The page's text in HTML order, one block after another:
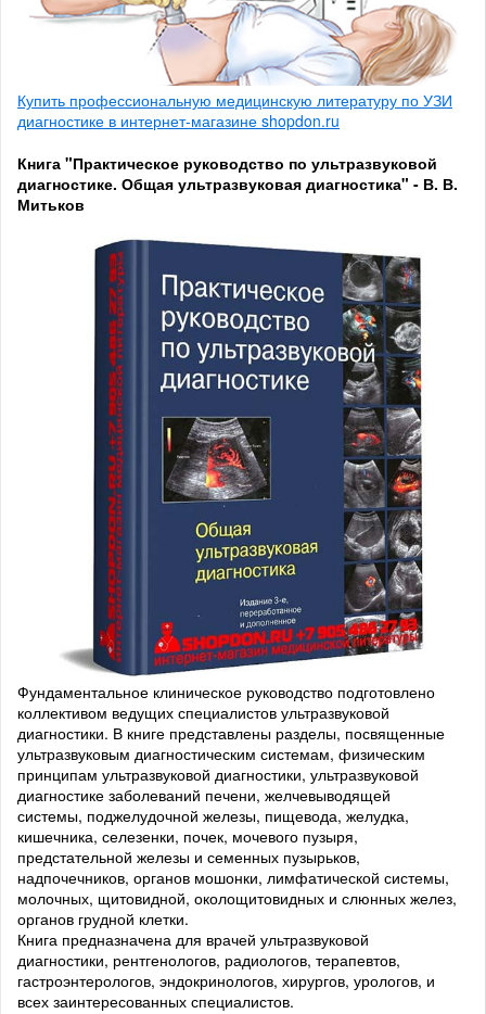
Купить профессиональную медицинскую литературу по УЗИ
диагностике в интернет-магазине shopdon.ru
Книга "Практическое руководство по ультразвуковой
диагностике. Общая ультразвуковая диагностика" - В. В.
Митьков
Фундаментальное клиническое руководство подготовлено
коллективом ведущих специалистов ультразвуковой
диагностики. В книге представлены разделы, посвященные
ультразвуковым диагностическим системам, физическим
принципам ультразвуковой диагностики, ультразвуковой
диагностике заболеваний печени, желчевыводящей
системы, поджелудочной железы, пищевода, желудка,
кишечника, селезенки, почек, мочевого пузыря,
предстательной железы и семенных пузырьков,
надпочечников, органов мошонки, лимфатической системы,
молочных, щитовидной, околощитовидных и слюнных желез,
органов грудной клетки.
Книга предназначена для врачей ультразвуковой
диагностики, рентгенологов, радиологов, терапевтов,
гастроэнтерологов, эндокринологов, хирургов, урологов, и
всех заинтересованных специалистов.